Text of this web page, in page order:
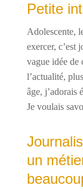
Petite
Adolescente,
exercer, c’est
vague idée de
l’actualité,
âge, j’adorais
Je voulais
un